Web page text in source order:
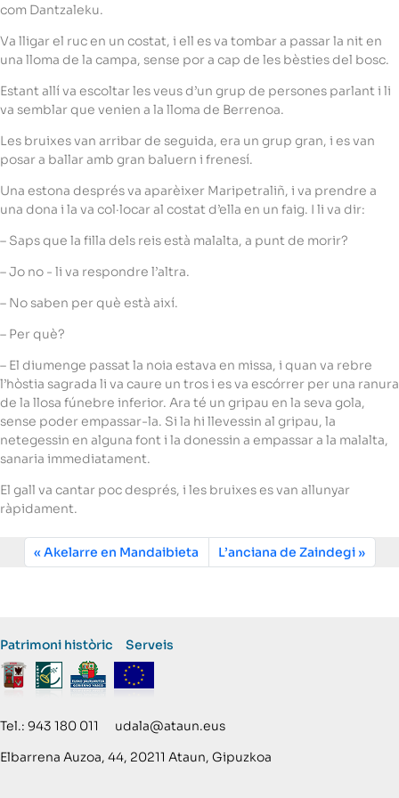
com Dantzaleku.
Va lligar el ruc en un costat, i ell es va tombar a passar la nit en
una lloma de la campa, sense por a cap de les bèsties del bosc.
Estant allí va escoltar les veus d’un grup de persones parlant i li
va semblar que venien a la lloma de Berrenoa.
Les bruixes van arribar de seguida, era un grup gran, i es van
posar a ballar amb gran baluern i frenesí.
Una estona després va aparèixer Maripetraliñ, i va prendre a
una dona i la va col·locar al costat d’ella en un faig. I li va dir:
– Saps que la filla dels reis està malalta, a punt de morir?
– Jo no ­- li va respondre l’altra.
– No saben per què està així.
– Per què?
– El diumenge passat la noia estava en missa, i quan va rebre
l’hòstia sagrada li va caure un tros i es va escórrer per una ranura
de la llosa fúnebre inferior. Ara té un gripau en la seva gola,
sense poder empassar-la. Si la hi llevessin al gripau, la
netegessin en alguna font i la donessin a empassar a la malalta,
sanaria immediatament.
El gall va cantar poc després, i les bruixes es van allunyar
ràpidament.
Akelarre en Mandaibieta L’anciana de Zaindegi
Patrimoni històric Serveis
Tel.: 943 180 011 udala@ataun.eus
Elbarrena Auzoa, 44, 20211 Ataun, Gipuzkoa